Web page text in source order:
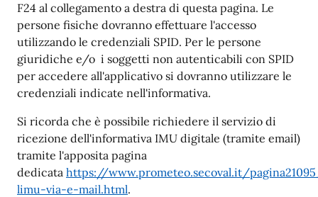
F24 al collegamento a destra di questa pagina. Le
persone fisiche dovranno effettuare l'accesso
utilizzando le credenziali SPID. Per le persone
giuridiche e/o i soggetti non autenticabili con SPID
per accedere all'applicativo si dovranno utilizzare le
credenziali indicate nell'informativa.
Si ricorda che è possibile richiedere il servizio di
ricezione dell'informativa IMU digitale (tramite email)
tramite l'apposita pagina
dedicata https://www.prometeo.secoval.it/
limu-via-e-mail.html.